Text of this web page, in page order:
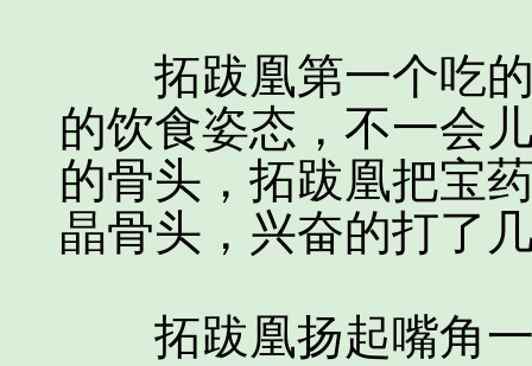
拓跋凰第一个吃的
的饮食姿态，不一会
的骨头，拓跋凰把宝
晶骨头，兴奋的打了
拓跋凰扬起嘴角一